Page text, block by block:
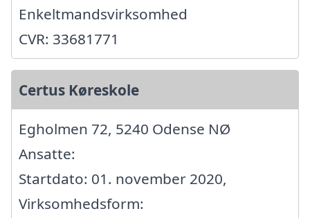
Enkeltmandsvirksomhed
CVR: 33681771
Certus Køreskole
Egholmen 72, 5240 Odense NØ
Ansatte:
Startdato: 01. november 2020,
Virksomhedsform: